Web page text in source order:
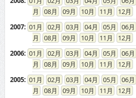
2005: 01 02 03 04 05 06
08
09 10 11
12
2004: 01 02 03 04 05 06
08
09 10 11
12
2003: 01 02 03 04 05 06
08
09 10 11 12